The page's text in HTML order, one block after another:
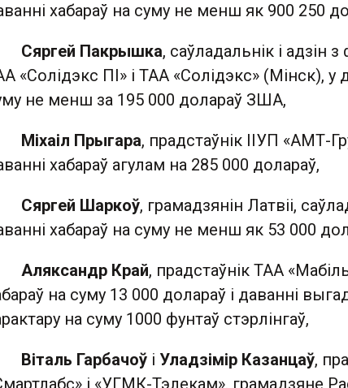
хабараў на суму не менш як 900 250
Сяргей Пакрышка, саўладальнік і адзін
«Солідэкс ПІ» і ТАА «Солідэкс» (Мінск), у
не менш за 195 000 долараў ЗША,
Міхаіл Прыгара, прадстаўнік ІІУП «АМТ-
хабараў агулам на 285 000 долараў,
Сяргей Шаркоў, грамадзянін Латвіі,
хабараў на суму не менш як 53 000
Аляксандр Край, прадстаўнік ТАА
на суму 13 000 долараў і даванні
на суму 1000 фунтаў стэрлінгаў,
Віталь Гарбачоў і Уладзімір Казанцаў,
і «УГМК-Тэлекам», грамадзяне